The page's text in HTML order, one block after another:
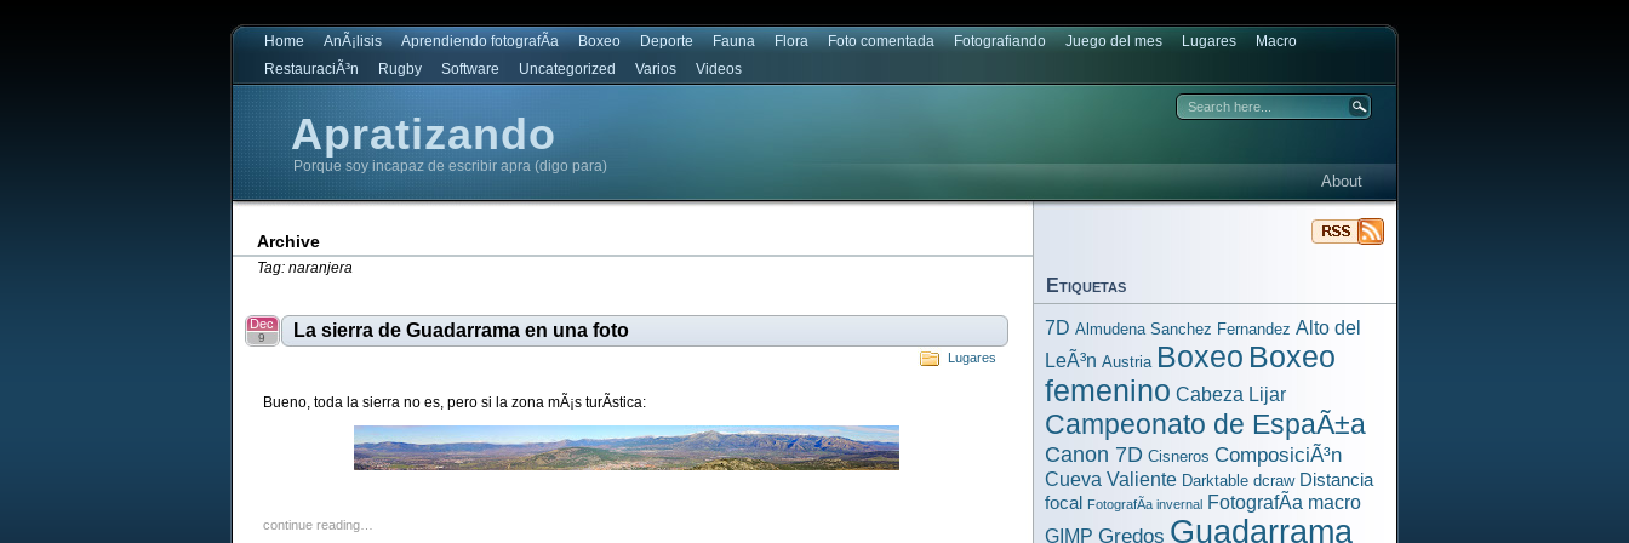
Home AnÃ¡lisis Aprendiendo fotografÃ­a Boxeo Deporte Fauna Flora Foto comentada Fotografiando Juego del mes Lugares
Macro
RestauraciÃ³n
Rugby Software Uncategorized Varios Videos
Apratizando
Porque soy incapaz de escribir apra (digo para)
About
Archive
Tag: naranjera
La sierra de Guadarrama en una foto
Dec
9
Lugares
Bueno, toda la sierra no es, pero si la zona mÃ¡s turÃ­stica:
continue reading…
Etiquetas
7D Almudena Sanchez Fernandez Alto del
LeÃ³n Austria Boxeo Boxeo
femenino Cabeza Lijar
Campeonato de EspaÃ±a
Canon 7D Cisneros ComposiciÃ³n
Cueva Valiente Darktable dcraw Distancia
focal
FotografÃ­a invernal FotografÃ­a macro
GIMP Gredos Guadarrama